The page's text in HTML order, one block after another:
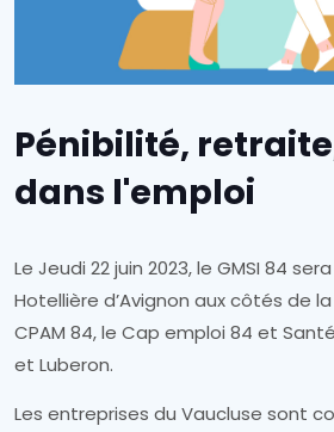
Pénibilité,
dans l'emploi
Le Jeudi 22 juin 2023, le GMSI 84
Hotellière d’Avignon aux côtés de
CPAM 84, le Cap emploi 84 et
et Luberon.
Les entreprises du Vaucluse sont